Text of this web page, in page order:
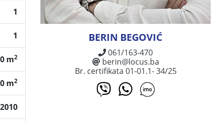
1
1
m2
m2
2010
BERIN BEGOVIĆ
061/163-470
berin@locus.ba
Br. certifikata 01-01.1- 34/25